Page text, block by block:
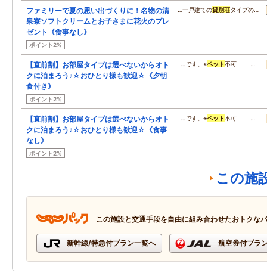
ファミリーで夏の思い出づくりに！名物の清
泉寮ソフトクリームとお子さまに花火のプレ
ゼント《食事なし》
ポイント2%
…一戸建ての貸別荘タイプの…
【直前割】お部屋タイプは選べないからオト
クに泊まろう♪☆おひとり様も歓迎☆《夕朝
食付き》
ポイント2%
…です。※ペット不可 …
【直前割】お部屋タイプは選べないからオト
クに泊まろう♪☆おひとり様も歓迎☆《食事
なし》
ポイント2%
…です。※ペット不可 …
この施
この施設と交通手段を自由に組み合わせたおトクな
新幹線/特急付プラン一覧へ 航空券付プラ